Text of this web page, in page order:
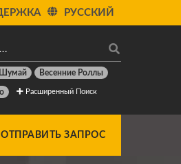
РУССКИЙ
Шумай Весенние Роллы
Расширенный Поиск
ОТПРАВИТЬ ЗАПРОС